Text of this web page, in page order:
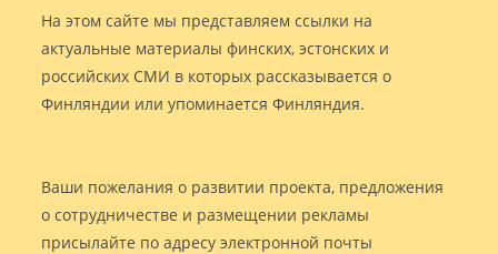
На этом сайте мы представляем ссылки на
актуальные материалы финских, эстонских и
российских СМИ в которых рассказывается о
Финляндии или упоминается Финляндия.
Ваши пожелания о развитии проекта, предложения
о сотрудничестве и размещении рекламы
присылайте по адресу электронной почты